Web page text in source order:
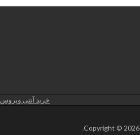
خرید آنتی ویروس Kaspersky
Copyright © 2026
.